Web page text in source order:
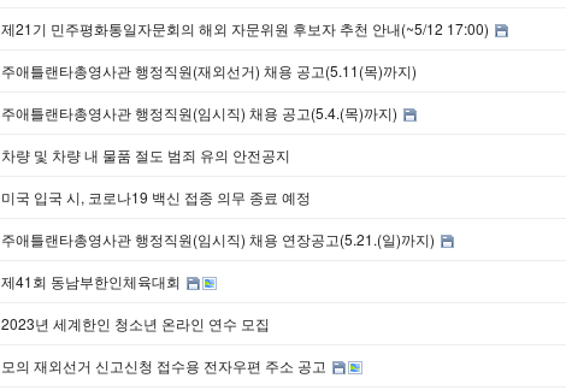
제21기 민주평화통일자문회의 해외 자문위원 후보자 추천 안내(~5/12 17:00)
주애틀랜타총영사관 행정직원(재외선거) 채용 공고(5.11(목)까지)
주애틀랜타총영사관 행정직원(임시직) 채용 공고(5.4.(목)까지)
차량 및 차량 내 물품 절도 범죄 유의 안전공지
미국 입국 시, 코로나19 백신 접종 의무 종료 예정
주애틀랜타총영사관 행정직원(임시직) 채용 연장공고(5.21.(일)까지)
제41회 동남부한인체육대회
2023년 세계한인 청소년 온라인 연수 모집
모의 재외선거 신고신청 접수용 전자우편 주소 공고